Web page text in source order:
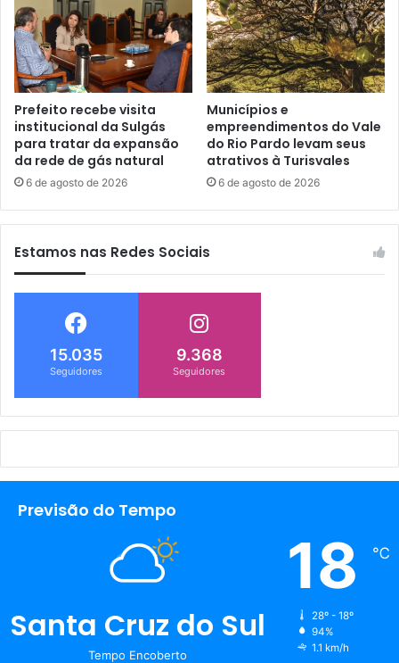
Prefeito recebe visita
institucional da Sulgás
para tratar da expansão
da rede de gás natural
6 de agosto de 2026
Municípios e
empreendimentos do Vale
do Rio Pardo levam seus
atrativos à Turisvales
6 de agosto de 2026
Estamos nas Redes Sociais
15.035
Seguidores
9.368
Seguidores
Previsão do Tempo
Santa Cruz do Sul
Tempo Encoberto
18 ℃
28º - 18º
94%
1.1 km/h